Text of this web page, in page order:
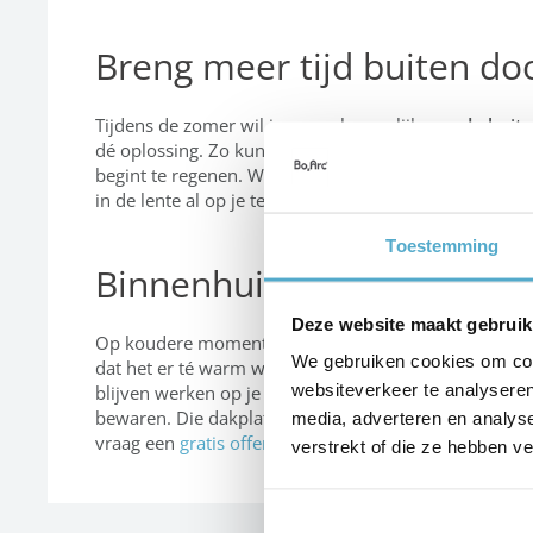
Toestemming
Deze website maakt
We gebruiken cookies om
websiteverkeer te
media, adverteren en
verstrekt of die ze hebben
Breng meer tijd buiten
Tijdens de zomer wil je zo veel mogelijk van de
dé oplossing. Zo kun je ook op wisselvallige dagen
begint te regenen. Wordt het buiten toch wat te fris?
in de lente al op je terras vertoeven en genieten van
Binnenhuiscomfort op het
Op koudere momenten geniet je van optimaal
dat het er té warm wordt. In dat geval kies je het
blijven werken op je laptop of een boek lezen
bewaren. Die dakplaten zijn lichtdoorlatend, maar
vraag een gratis offerte aan. Neem zeker ook een